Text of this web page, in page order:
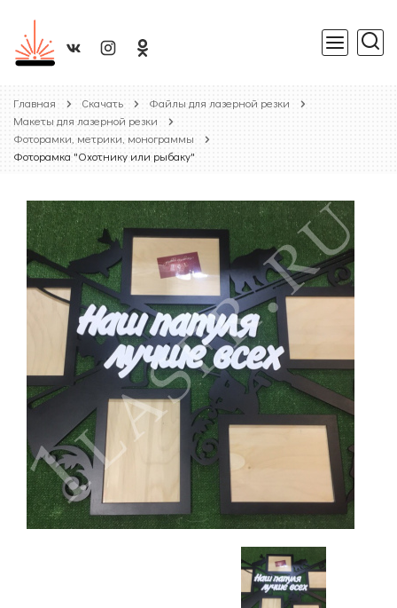
Главная Скачать
Файлы для лазерной резки
Макеты для лазерной резки
Фоторамки, метрики, монограммы
Фоторамка "Охотнику или рыбаку"